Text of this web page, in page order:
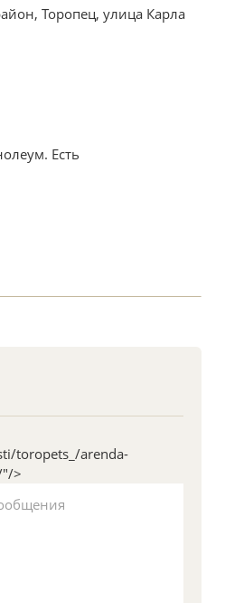
Торопец, улица Карла
Есть
toropets_/arenda-
"/>